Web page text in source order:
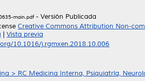
main.pdf- Versión Publicada
Creative Commons Attribution Non-
Vista previa
10.1016/j.rgmxen.2018.10.006
> RC Medicina Interna, Psiquiatría,